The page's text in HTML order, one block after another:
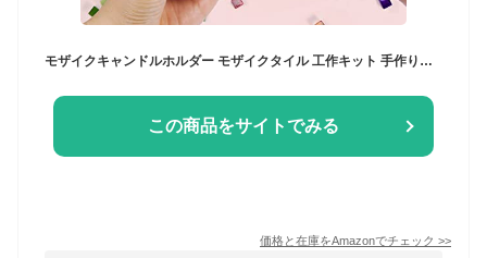
この商品をサイトでみる
価格と在庫をAmazonでチェック >>